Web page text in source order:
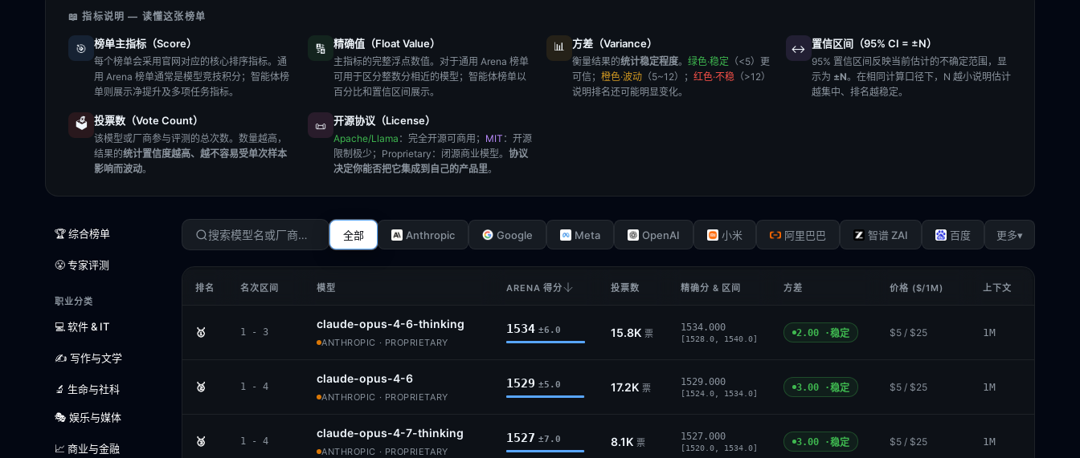
📖 指标说明 — 读懂这张榜单
🎯 榜单主指标（Score）
每个榜单会采用官网对应的核心排序指标。通
用 Arena 榜单通常是模型竞技积分；智能体榜
单则展示净提升及多项任务指标。
🔢 精确值（Float Value）
主指标的完整浮点数值。对于通用 Arena 榜单
可用于区分整数分相近的模型；智能体榜单以
百分比和置信区间展示。
📊 方差（Variance）
衡量结果的统计稳定程度。 绿色·稳定 （<5）更
可信； 橙色·波动 （5~12）； 红色·不稳 （>12）
说明排名还可能明显变化。
↔️ 置信区间（95% CI = ±N）
95% 置信区间反映当前估计的不确定范围，显
示为 ±N。在相同计算口径下，N 越小说明估计
越集中、排名越稳定。
🗳️ 投票数（Vote Count）
该模型或厂商参与评测的总次数。数量越高，
结果的统计置信度越高、越不容易受单次样本
影响而波动。
📜 开源协议（License）
Apache/Llama ：完全开源可商用； MIT ：开源
限制极少； Proprietary ：闭源商业模型。 协议
决定你能否把它集成到自己的产品里。
🏆 综合榜单
😤 专家评测
职业分类
💻 软件 & IT
✍️ 写作与文学
🔬 生命与社科
🎭 娱乐与媒体
📈 商业与金融
全部 Anthropic Google Meta OpenAI 小米 阿里巴巴 智谱 ZAI 百度 更多▾
排名 名次区间 模型 ARENA 得分 投票数 精确分 & 区间 方差 价格 ($/1M) 上下文
🥇 1 - 3
claude-opus-4-6-thinking
ANTHROPIC · PROPRIETARY
1534 ±6.0 15.8K 票
1534.000
[1528.0, 1540.0]
2.00 ·稳定 $5 / $25 1M
🥈 1 - 4
claude-opus-4-6
ANTHROPIC · PROPRIETARY
1529 ±5.0 17.2K 票
1529.000
[1524.0, 1534.0]
3.00 ·稳定 $5 / $25 1M
🥉 1 - 4
claude-opus-4-7-thinking
ANTHROPIC · PROPRIETARY
1527 ±7.0 8.1K 票
1527.000
[1520.0, 1534.0]
3.00 ·稳定 $5 / $25 1M